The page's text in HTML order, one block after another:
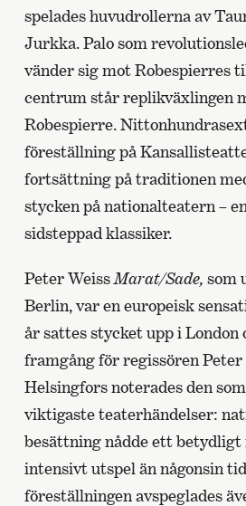
spelades huvudrollerna av
Jurkka. Palo som
vänder sig mot Robespierres
centrum står replikväxlingen
Robespierre.
föreställning på
fortsättning på traditionen
stycken på nationalteatern –
sidsteppad klassiker.
Peter WeissMarat/Sade, som
Berlin, var en europeisk
år sattes stycket upp i London
framgång för regissören Peter
Helsingfors noterades den
viktigaste teaterhändelser:
besättning nådde ett
intensivt utspel än någonsin
föreställningen avspeglades